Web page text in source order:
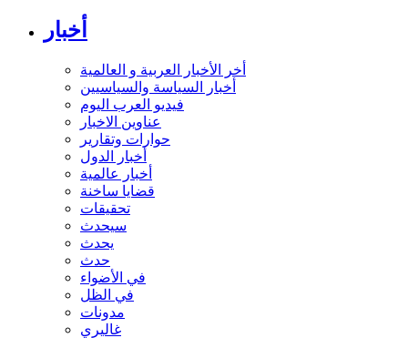
أخبار
أخر الأخبار العربية و العالمية
أخبار السياسة والسياسيين
فيديو العرب اليوم
عناوين الاخبار
حوارات وتقارير
أخبار الدول
أخبار عالمية
قضايا ساخنة
تحقيقات
سيحدث
يحدث
حدث
في الأضواء
في الظل
مدونات
غاليري